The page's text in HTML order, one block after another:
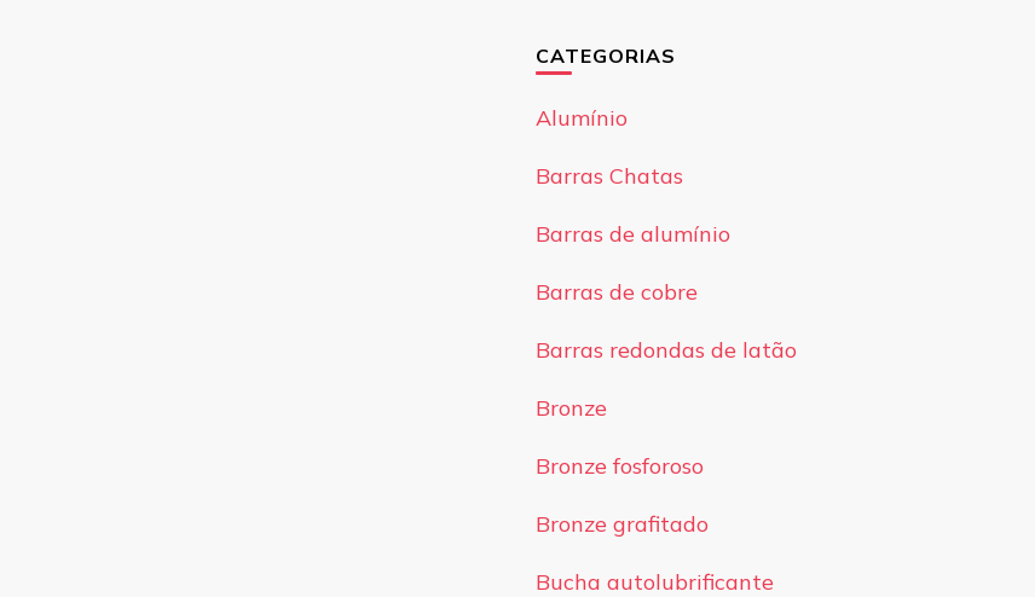
CATEGORIAS
Alumínio
Barras Chatas
Barras de alumínio
Barras de cobre
Barras redondas de latão
Bronze
Bronze fosforoso
Bronze grafitado
Bucha autolubrificante